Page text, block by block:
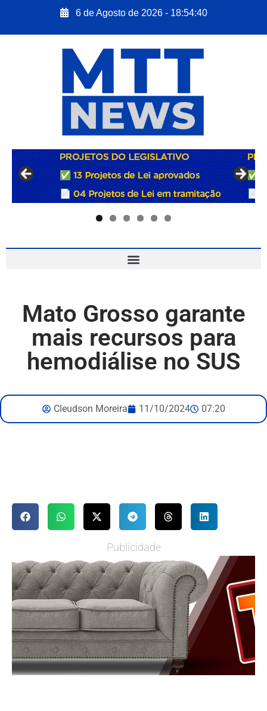
6 de Agosto de 2026 - 18:54:41
Mato Grosso garante
mais recursos para
hemodiálise no SUS
Cleudson Moreira 11/10/2024 07:20
Publicidade